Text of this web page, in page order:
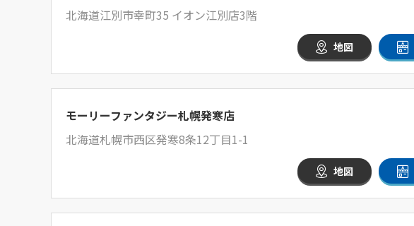
北海道江別市幸町35 イオン江別店3階
地図
モーリーファンタジー札幌発寒店
北海道札幌市西区発寒8条12丁目1-1
地図